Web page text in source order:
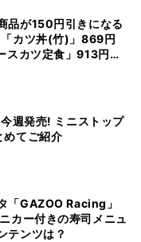
品が150円引きになる
「カツ丼(竹)」869円
カツ定食」913円
限定
週発売! ミニストップ
めてご紹介
「GAZOO Racing」
カー付きの寿司メニュ
テンツは？